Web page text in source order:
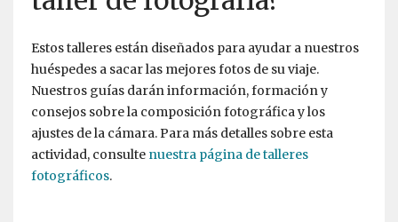
Estos talleres están diseñados para ayudar a nuestros
huéspedes a sacar las mejores fotos de su viaje.
Nuestros guías darán información, formación y
consejos sobre la composición fotográfica y los
ajustes de la cámara. Para más detalles sobre esta
actividad, consulte nuestra página de talleres
fotográficos.